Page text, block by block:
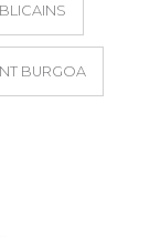
BURGOA